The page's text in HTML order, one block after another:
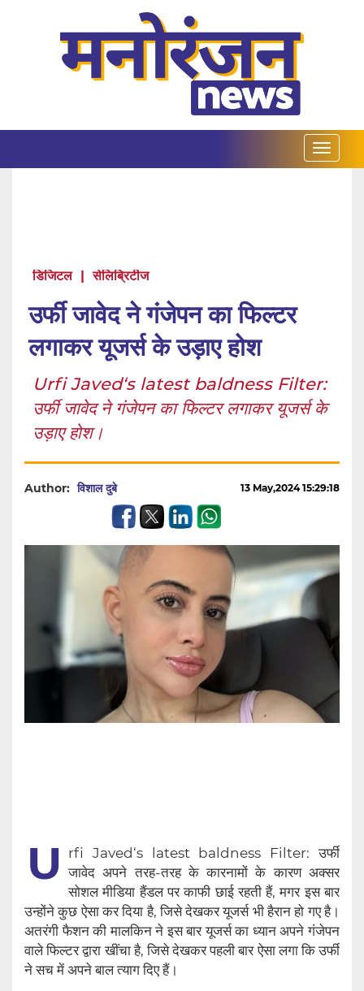
डिजिटल | सेलिब्रिटीज
उर्फी जावेद ने गंजेपन का फिल्टर
लगाकर यूजर्स के उड़ाए होश
Urfi Javed‘s latest baldness Filter:
उर्फी जावेद ने गंजेपन का फिल्टर लगाकर यूजर्स के
उड़ाए होश।
Author: विशाल दुबे 13 May,2024 15:29:18
U
rfi Javed‘s latest baldness Filter: उर्फी
जावेद अपने तरह-तरह के कारनामों के कारण अक्सर
सोशल मीडिया हैंडल पर काफी छाई रहती हैं, मगर इस बार
उन्होंने कुछ ऐसा कर दिया है, जिसे देखकर यूजर्स भी हैरान हो गए है।
अतरंगी फैशन की मालकिन ने इस बार यूजर्स का ध्यान अपने गंजेपन
वाले फिल्टर द्वारा खींचा है, जिसे देखकर पहली बार ऐसा लगा कि उर्फी
ने सच में अपने बाल त्याग दिए हैं।